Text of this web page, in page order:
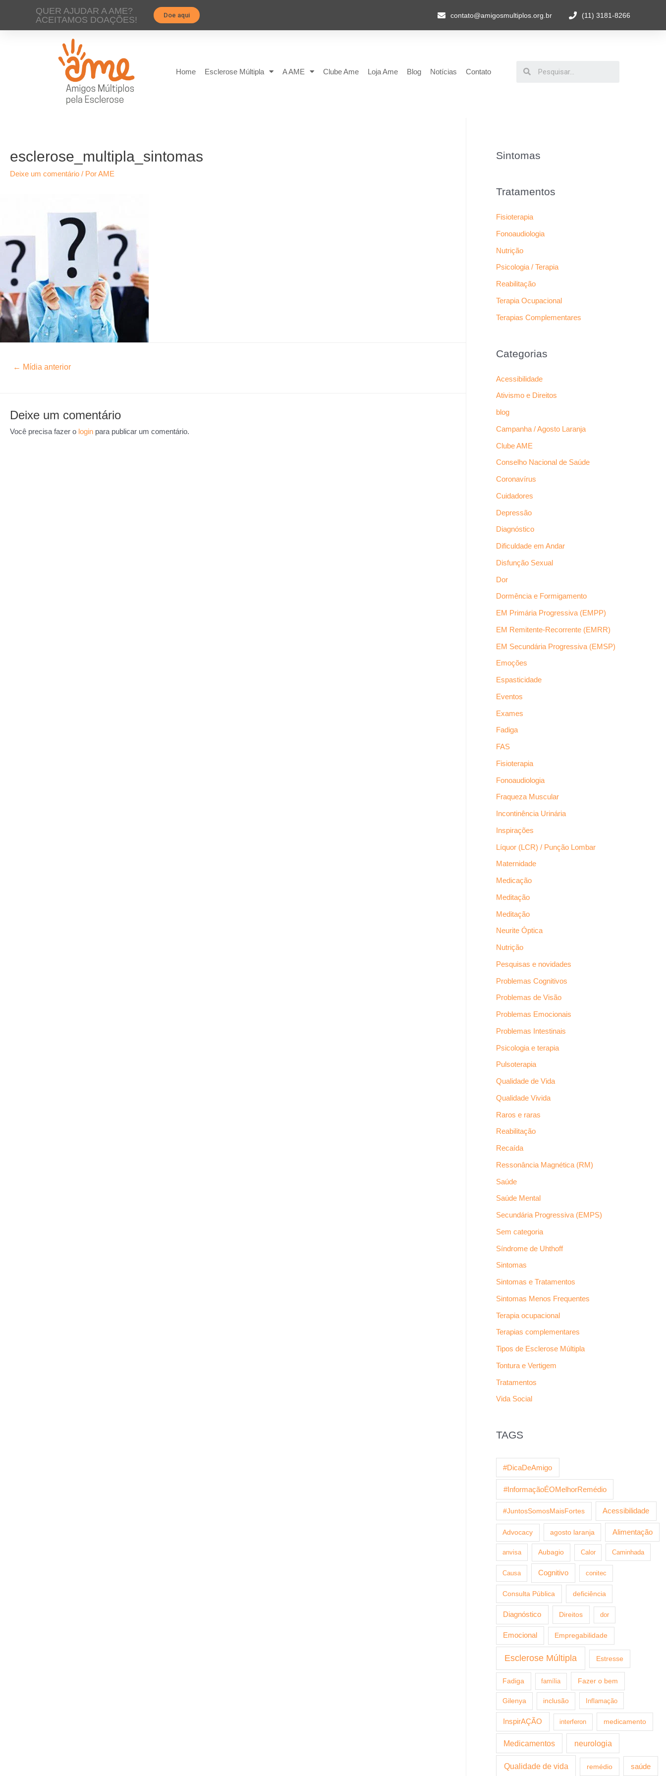
QUER AJUDAR A AME?
ACEITAMOS DOAÇÕES!
Doe aqui contato@amigosmultiplos.org.br (11) 3181-8266
Home Esclerose Múltipla A AME Clube Ame Loja Ame Blog Notícias Contato
esclerose_multipla_sintomas
Deixe um comentário / PorAME
← Mídia anterior
Deixe um comentário
Você precisa fazer o login para publicar um comentário.
Sintomas
Tratamentos
Fisioterapia
Fonoaudiologia
Nutrição
Psicologia / Terapia
Reabilitação
Terapia Ocupacional
Terapias Complementares
Categorias
Acessibilidade
Ativismo e Direitos
blog
Campanha / Agosto Laranja
Clube AME
Conselho Nacional de Saúde
Coronavírus
Cuidadores
Depressão
Diagnóstico
Dificuldade em Andar
Disfunção Sexual
Dor
Dormência e Formigamento
EM Primária Progressiva (EMPP)
EM Remitente-Recorrente (EMRR)
EM Secundária Progressiva (EMSP)
Emoções
Espasticidade
Eventos
Exames
Fadiga
FAS
Fisioterapia
Fonoaudiologia
Fraqueza Muscular
Incontinência Urinária
Inspirações
Líquor (LCR) / Punção Lombar
Maternidade
Medicação
Meditação
Meditação
Neurite Óptica
Nutrição
Pesquisas e novidades
Problemas Cognitivos
Problemas de Visão
Problemas Emocionais
Problemas Intestinais
Psicologia e terapia
Pulsoterapia
Qualidade de Vida
Qualidade Vivida
Raros e raras
Reabilitação
Recaída
Ressonância Magnética (RM)
Saúde
Saúde Mental
Secundária Progressiva (EMPS)
Sem categoria
Síndrome de Uhthoff
Sintomas
Sintomas e Tratamentos
Sintomas Menos Frequentes
Terapia ocupacional
Terapias complementares
Tipos de Esclerose Múltipla
Tontura e Vertigem
Tratamentos
Vida Social
TAGS
#DicaDeAmigo
#InformaçãoÉOMelhorRemédio
#JuntosSomosMaisFortes Acessibilidade
Advocacy agosto laranja Alimentação
anvisa Aubagio Calor Caminhada
Causa Cognitivo conitec
Consulta Pública deficiência
Diagnóstico Direitos dor
Emocional Empregabilidade
Esclerose Múltipla Estresse
Fadiga família Fazer o bem
Gilenya inclusão Inflamação
InspirAÇÃO interferon medicamento
Medicamentos neurologia
Qualidade de vida remédio saúde